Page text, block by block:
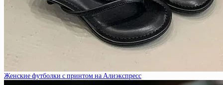
Женские футболки с принтом на Алиэкспресс